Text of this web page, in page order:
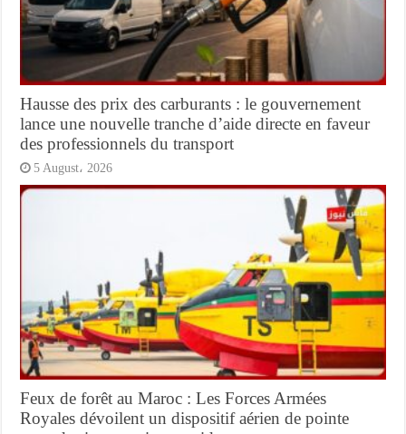
Hausse des prix des carburants : le gouvernement
lance une nouvelle tranche d’aide directe en faveur
des professionnels du transport
5 August، 2026
Feux de forêt au Maroc : Les Forces Armées
Royales dévoilent un dispositif aérien de pointe